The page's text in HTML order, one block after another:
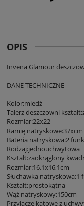
OPIS
Invena Glamour
DANE TECHNICZNE
Kolor:miedź
Talerz deszczowni
Rozmiar:22x22
Ramię natryskowe:37xcm
Bateria natryskowa:2
Rodzaj:jednouchwytowa
Kształt:zaokrąglony
Rozmiar:16,1x16,1cm
Słuchawka natryskowa:1
Kształt:prostokątna
Wąż natryskowy:150cm
Przyłącze kątowe z